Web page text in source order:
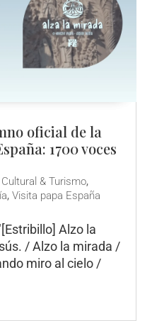
oficial de la
1700 voces
& Turismo,
,Visita papa España
Alzo la
/ Alzo la mirada /
miro al cielo /